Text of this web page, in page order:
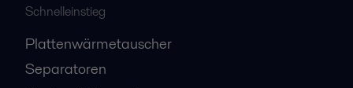
Schnelleinstieg
Plattenwärmetauscher
Separatoren